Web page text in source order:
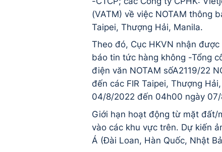
(VATM) về việc NOTAM thông
Taipei, Thượng Hải, Manila.
Theo đó, Cục HKVN nhận
báo tin tức hàng không -Tổng
điện văn NOTAM sốA2119/22
đến các FIR Taipei, Thượng
04/8/2022 đến 04h00 ngày
Giới hạn hoạt động từ mặt đất/
vào các khu vực trên. Dự kiến
Á (Đài Loan, Hàn Quốc, Nhật